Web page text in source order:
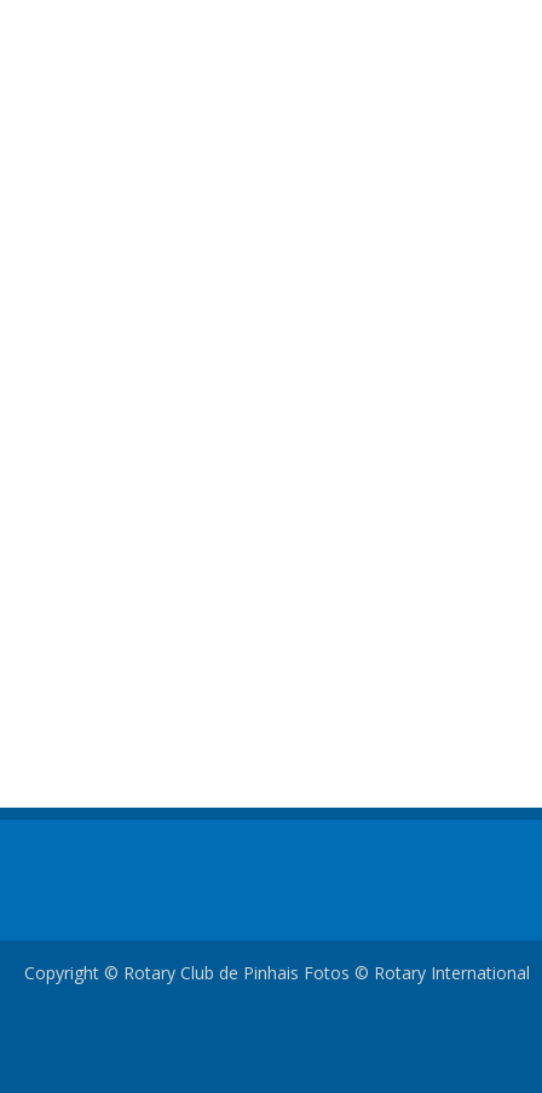
Copyright © Rotary Club de Pinhais Fotos © Rotary International